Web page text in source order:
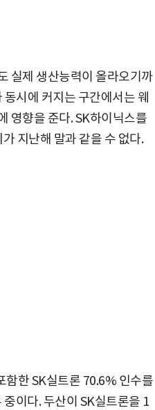
실제 생산능력이 올라오기까
시에 커지는 구간에서는 웨
영향을 준다. SK하이닉스를
지난해 말과 같을 수 없다.
함한 SK실트론 70.6% 인수를
이다. 두산이 SK실트론을 1